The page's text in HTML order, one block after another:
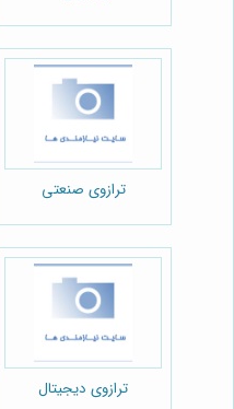
ترازوی صنعتی
ترازوی دیجیتال